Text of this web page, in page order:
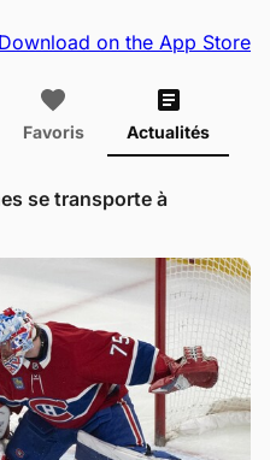
Favoris Actualités
se transporte à